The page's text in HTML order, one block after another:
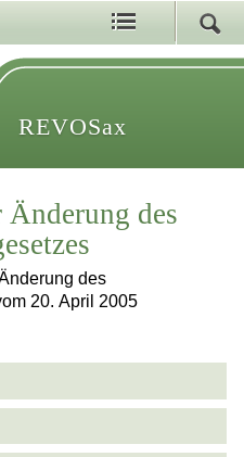
REVOSax
Änderung des
des
20. April 2005